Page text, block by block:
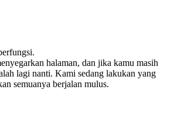
halaman, dan jika kamu masih
lagi nanti. Kami sedang lakukan yang
semuanya berjalan mulus.